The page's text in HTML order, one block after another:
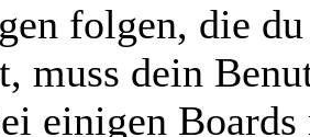
folgen, die
muss dein
einigen Boards